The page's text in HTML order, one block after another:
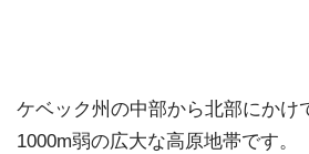
ケベック州の中部から北部にかけ
1000m弱の広大な高原地帯です。